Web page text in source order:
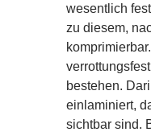
wesentlich
zu diesem,
bestehen.
einlaminiert,
sichtbar sind.